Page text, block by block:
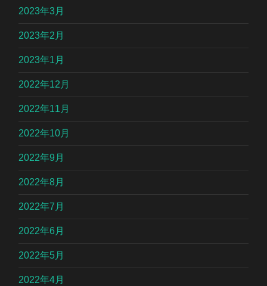
2023年3月
2023年2月
2023年1月
2022年12月
2022年11月
2022年10月
2022年9月
2022年8月
2022年7月
2022年6月
2022年5月
2022年4月